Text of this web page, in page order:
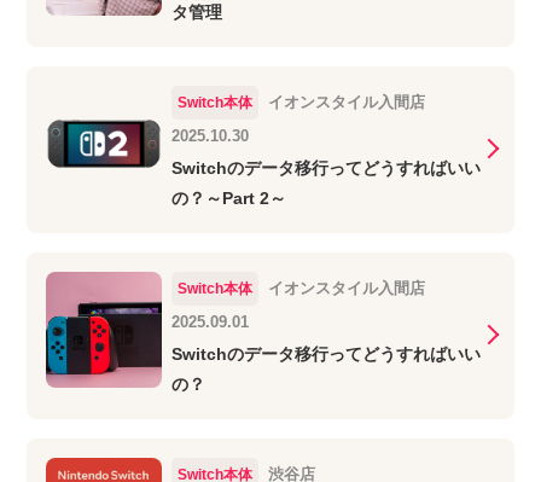
タ管理
Switch本体
イオンスタイル入間店
2025.10.30
Switchのデータ移行ってどうすればいい
の？～Part 2～
Switch本体
イオンスタイル入間店
2025.09.01
Switchのデータ移行ってどうすればいい
の？
Switch本体 渋谷店